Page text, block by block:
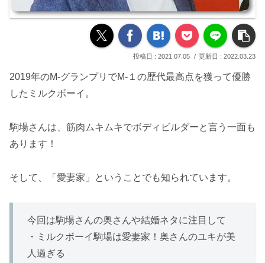
2021.07.05 2022.03.23
2019年のM-グランプリでM-１の歴代最高点を獲って優勝
したミルクボーイ。
駒場さんは、筋肉ムキムキでボディビルダーと言う一面も
あります！
そして、「愛妻家」ということでも知られています。
今回は駒場さんの奥さんや結婚ネタに注目して
・ミルクボーイ駒場は愛妻家！奥さんのユキが美
人過ぎる